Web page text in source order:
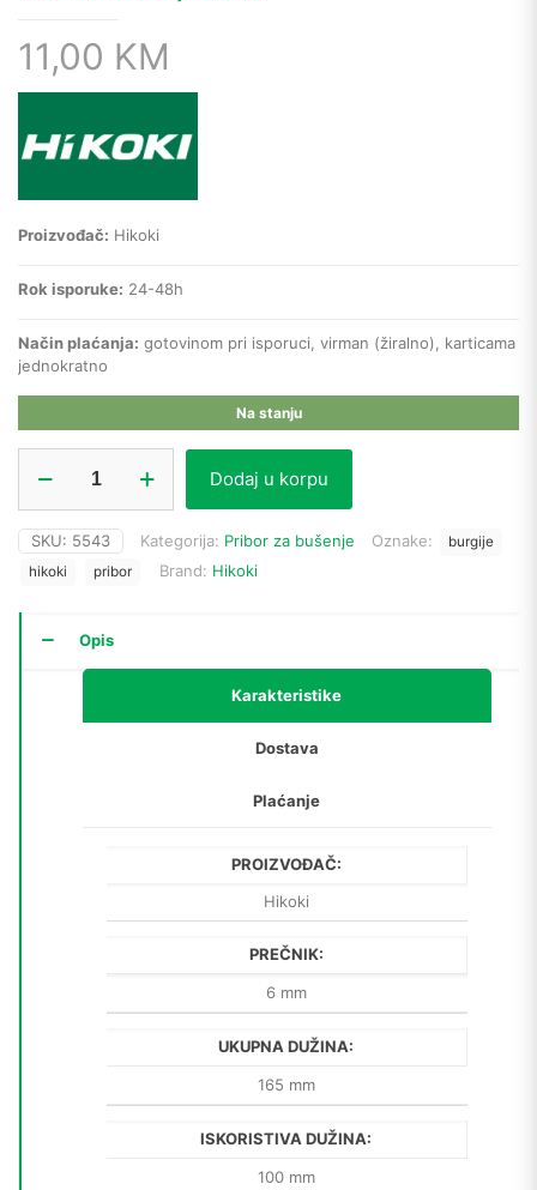
11,00 KM
Proizvođač: Hikoki
Rok isporuke: 24-48h
Način plaćanja: gotovinom pri isporuci, virman (žiralno), karticama
jednokratno
Na stanju
burgija
beton
783209
SDS+
(6
Dodaj u korpu
SKU: 5543 Kategorija: Pribor za bušenje Oznake:
burgije
hikoki
pribor Brand: Hikoki
Opis
Karakteristike
Dostava
Plaćanje
PROIZVOĐAČ:
Hikoki
PREČNIK:
6 mm
UKUPNA DUŽINA:
165 mm
ISKORISTIVA DUŽINA:
100 mm